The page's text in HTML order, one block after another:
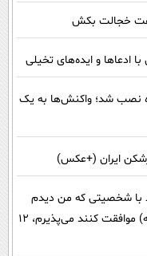
خجالت بکش
ادعاها و ایده‌های تخیلی
نصب شد؛ واکنش‌ها به یک
ایران (+عکس)
با شخصیتی که من دیدم
تطابق ندارد/ گفتند سه چهارم ( با تفاهم‌نامه) موافقت کنند می‌پذیرم، 12